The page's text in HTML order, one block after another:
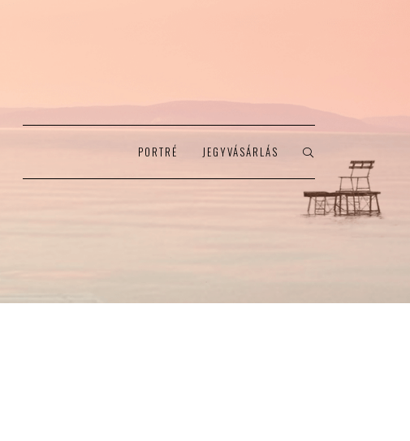
PORTRÉ JEGYVÁSÁRLÁS